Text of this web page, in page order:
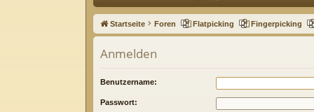
ne
llz
ug
riff
Startseite Foren Flatpicking Fingerpicking
Anmelden
Benutzername:
Passwort: